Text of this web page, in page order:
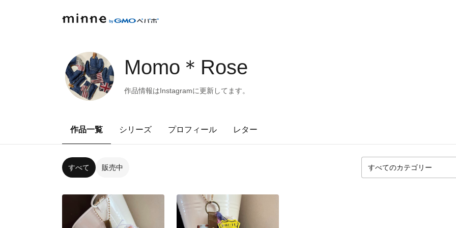
Momo＊Rose
作品情報はInstagramに更新してます。
作品一覧 シリーズ プロフィール レター
すべて 販売中